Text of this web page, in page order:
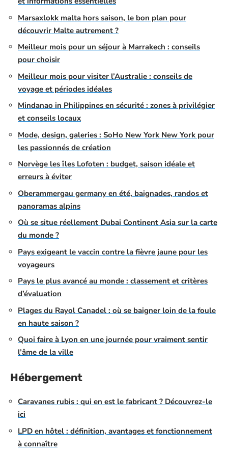
Marsaxlokk malta hors saison, le bon plan pour
découvrir Malte autrement ?
Meilleur mois pour un séjour à Marrakech : conseils
pour choisir
Meilleur mois pour visiter l’Australie : conseils de
voyage et périodes idéales
Mindanao in Philippines en sécurité : zones à privilégier
et conseils locaux
Mode, design, galeries : SoHo New York New York pour
les passionnés de création
Norvège les îles Lofoten : budget, saison idéale et
erreurs à éviter
Oberammergau germany en été, baignades, randos et
panoramas alpins
Où se situe réellement Dubai Continent Asia sur la carte
du monde ?
Pays exigeant le vaccin contre la fièvre jaune pour les
voyageurs
Pays le plus avancé au monde : classement et critères
d’évaluation
Plages du Rayol Canadel : où se baigner loin de la foule
en haute saison ?
Quoi faire à Lyon en une journée pour vraiment sentir
l’âme de la ville
Hébergement
Caravanes rubis : qui en est le fabricant ? Découvrez-le
ici
LPD en hôtel : définition, avantages et fonctionnement
à connaître